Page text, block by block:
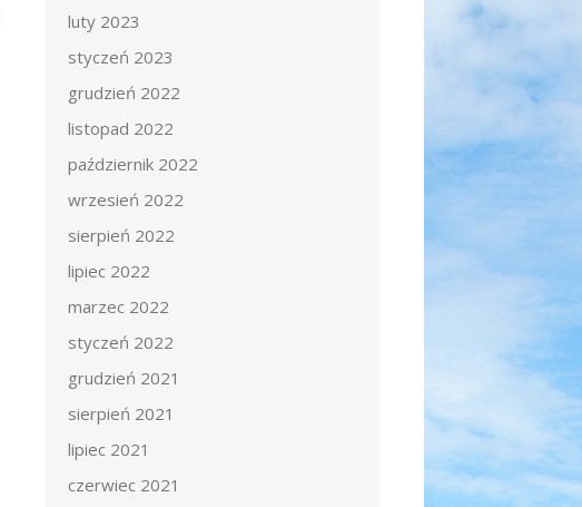
luty 2023
styczeń 2023
grudzień 2022
listopad 2022
październik 2022
wrzesień 2022
sierpień 2022
lipiec 2022
marzec 2022
styczeń 2022
grudzień 2021
sierpień 2021
lipiec 2021
czerwiec 2021